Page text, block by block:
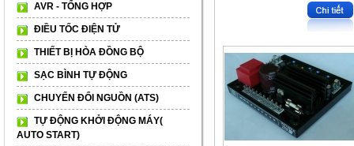
AVR - TỔNG HỢP
ĐIỀU TỐC ĐIỆN TỬ
THIẾT BỊ HÒA ĐỒNG BỘ
SẠC BÌNH TỰ ĐỘNG
CHUYỂN ĐỔI NGUỒN (ATS)
TỰ ĐỘNG KHỞI ĐỘNG MÁY(
AUTO START)